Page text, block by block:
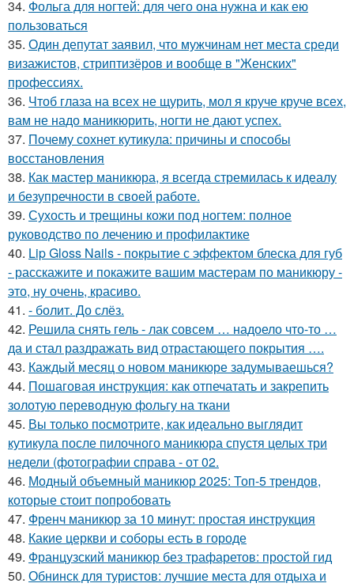
34. Фольга для ногтей: для чего она нужна и как ею
пользоваться
35. Один депутат заявил, что мужчинам нет места среди
визажистов, стриптизёров и вообще в "Женских"
профессиях.
36. Чтоб глаза на всех не щурить, мол я круче круче всех,
вам не надо маникюрить, ногти не дают успех.
37. Почему сохнет кутикула: причины и способы
восстановления
38. Как мастер маникюра, я всегда стремилась к идеалу
и безупречности в своей работе.
39. Сухость и трещины кожи под ногтем: полное
руководство по лечению и профилактике
40. Lip Gloss Nails - покрытие с эффектом блеска для губ
- расскажите и покажите вашим мастерам по маникюру -
это, ну очень, красиво.
41. - болит. До слёз.
42. Решила снять гель - лак совсем … надоело что-то …
да и стал раздражать вид отрастающего покрытия ….
43. Каждый месяц о новом маникюре задумываешься?
44. Пошаговая инструкция: как отпечатать и закрепить
золотую переводную фольгу на ткани
45. Вы только посмотрите, как идеально выглядит
кутикула после пилочного маникюра спустя целых три
недели (фотографии справа - от 02.
46. Модный объемный маникюр 2025: Топ-5 трендов,
которые стоит попробовать
47. Френч маникюр за 10 минут: простая инструкция
48. Какие церкви и соборы есть в городе
49. Французский маникюр без трафаретов: простой гид
50. Обнинск для туристов: лучшие места для отдыха и